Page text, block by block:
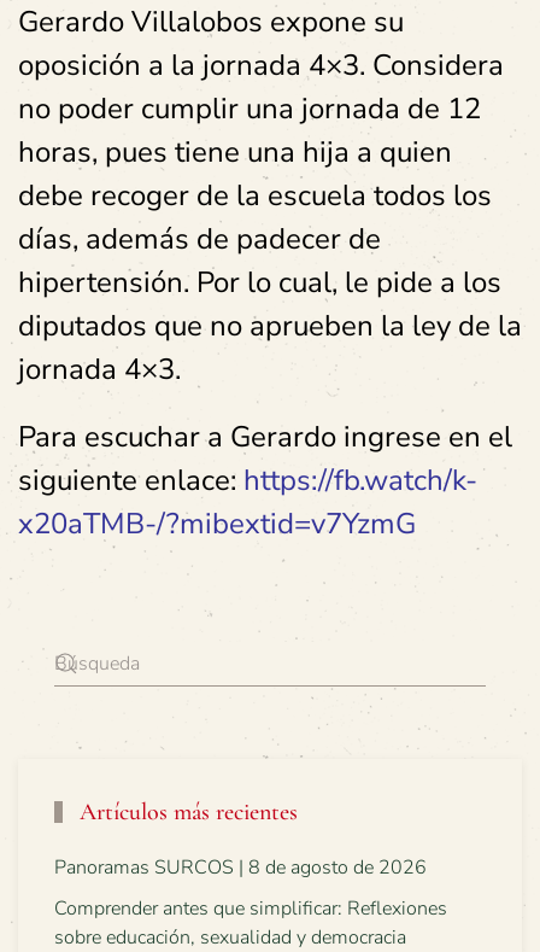
Gerardo Villalobos expone su
oposición a la jornada 4×3. Considera
no poder cumplir una jornada de 12
horas, pues tiene una hija a quien
debe recoger de la escuela todos los
días, además de padecer de
hipertensión. Por lo cual, le pide a los
diputados que no aprueben la ley de la
jornada 4×3.
Para escuchar a Gerardo ingrese en el
siguiente enlace: https://fb.watch/k-
x20aTMB-/?mibextid=v7YzmG
Artículos más recientes
Panoramas SURCOS | 8 de agosto de 2026
Comprender antes que simplificar: Reflexiones
sobre educación, sexualidad y democracia